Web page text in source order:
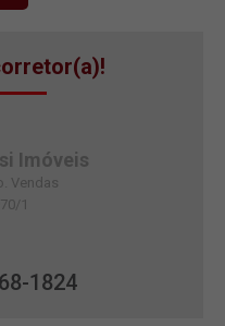
Imóveis
Vendas
1
1824